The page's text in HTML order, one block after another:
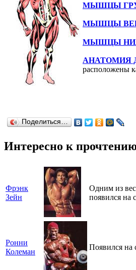
МЫШЦЫ
МЫШЦЫ
МЫШЦЫ
АНАТОМИЯ
расположены
Поделиться…
Интересно к
Фрэнк
Зейн
Одним из
появился на
Ронни
Колеман
Появился на